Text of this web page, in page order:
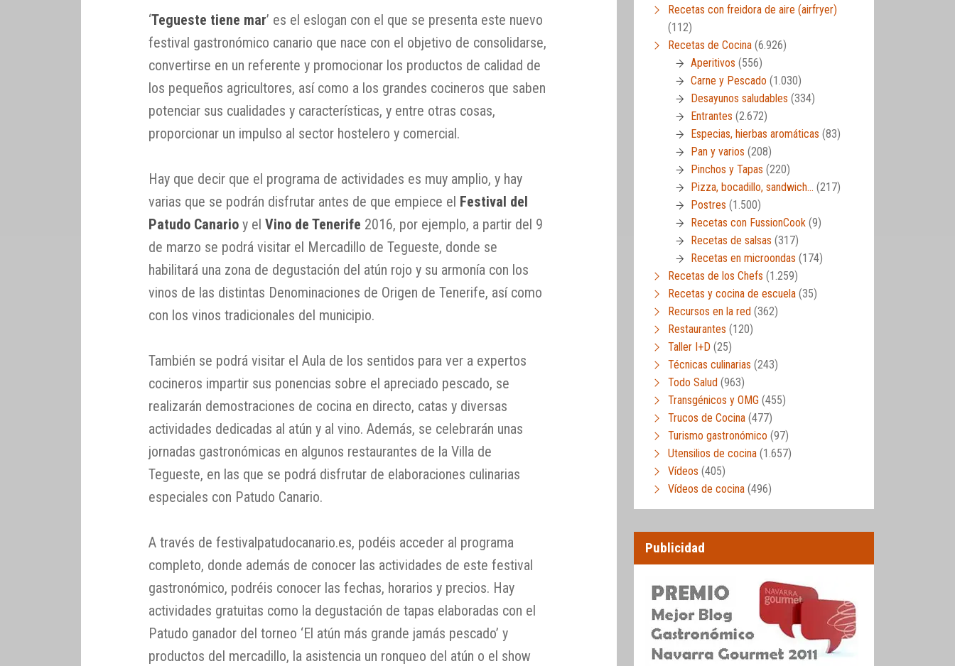
‘Tegueste tiene mar’ es el eslogan con el que se presenta este nuevo
festival gastronómico canario que nace con el objetivo de consolidarse,
convertirse en un referente y promocionar los productos de calidad de
los pequeños agricultores, así como a los grandes cocineros que saben
potenciar sus cualidades y características, y entre otras cosas,
proporcionar un impulso al sector hostelero y comercial.
Hay que decir que el programa de actividades es muy amplio, y hay
varias que se podrán disfrutar antes de que empiece el Festival del
Patudo Canario y elVino de Tenerife 2016, por ejemplo, a partir del 9
de marzo se podrá visitar el Mercadillo de Tegueste, donde se
habilitará una zona de degustación del atún rojo y su armonía con los
vinos de las distintas Denominaciones de Origen de Tenerife, así como
con los vinos tradicionales del municipio.
También se podrá visitar el Aula de los sentidos para ver a expertos
cocineros impartir sus ponencias sobre el apreciado pescado, se
realizarán demostraciones de cocina en directo, catas y diversas
actividades dedicadas al atún y al vino. Además, se celebrarán unas
jornadas gastronómicas en algunos restaurantes de la Villa de
Tegueste, en las que se podrá disfrutar de elaboraciones culinarias
especiales con Patudo Canario.
A través de festivalpatudocanario.es, podéis acceder al programa
completo, donde además de conocer las actividades de este festival
gastronómico, podréis conocer las fechas, horarios y precios. Hay
actividades gratuitas como la degustación de tapas elaboradas con el
Patudo ganador del torneo ‘El atún más grande jamás pescado’ y
productos del mercadillo, la asistencia un ronqueo del atún o el show
Recetas con freidora de aire (airfryer)
(112)
Recetas de Cocina (6.926)
Aperitivos (556)
Carne y Pescado (1.030)
Desayunos saludables (334)
Entrantes (2.672)
Especias, hierbas aromáticas (83)
Pan y varios (208)
Pinchos y Tapas (220)
Pizza, bocadillo, sandwich… (217)
Postres (1.500)
Recetas con FussionCook (9)
Recetas de salsas (317)
Recetas en microondas (174)
Recetas de los Chefs (1.259)
Recetas y cocina de escuela (35)
Recursos en la red (362)
Restaurantes (120)
Taller I+D (25)
Técnicas culinarias (243)
Todo Salud (963)
Transgénicos y OMG (455)
Trucos de Cocina (477)
Turismo gastronómico (97)
Utensilios de cocina (1.657)
Vídeos (405)
Vídeos de cocina (496)
Publicidad